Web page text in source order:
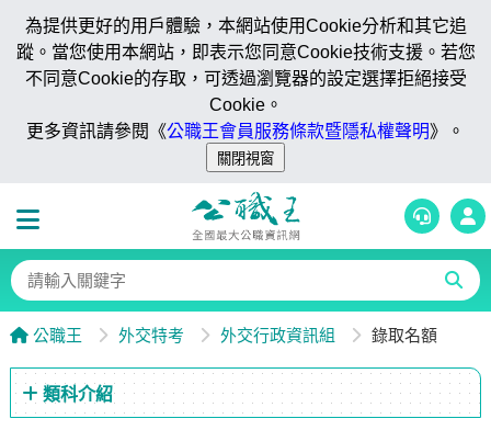
為提供更好的用戶體驗，本網站使用Cookie分析和其它追
蹤。當您使用本網站，即表示您同意Cookie技術支援。若您
不同意Cookie的存取，可透過瀏覽器的設定選擇拒絕接受
Cookie。
更多資訊請參閱《公職王會員服務條款暨隱私權聲明》。
公職王 外交特考 外交行政資訊組 錄取名額
類科介紹